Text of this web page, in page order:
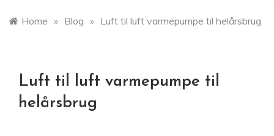
Home » Blog » Luft til luft varmepumpe til helårsbrug
Luft til luft varmepumpe til
helårsbrug